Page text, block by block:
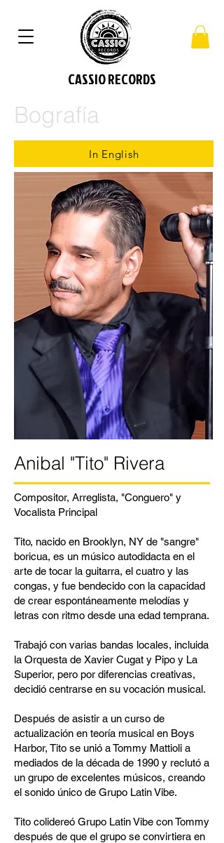
CASSIO RECORDS
Bografía
In English
Anibal "Tito" Rivera
Compositor, Arreglista, "Conguero" y
Vocalista Principal
Tito, nacido en Brooklyn, NY de "sangre"
boricua, es un músico autodidacta en el
arte de tocar la guitarra, el cuatro y las
congas, y fue bendecido con la capacidad
de crear espontáneamente melodías y
letras con ritmo desde una edad temprana.
Trabajó con varias bandas locales, incluida
la Orquesta de Xavier Cugat y Pipo y La
Superior, pero por diferencias creativas,
decidió centrarse en su vocación musical.
Después de asistir a un curso de
actualización en teoría musical en Boys
Harbor, Tito se unió a Tommy Mattioli a
mediados de la década de 1990 y reclutó a
un grupo de excelentes músicos, creando
el sonido único de Grupo Latin Vibe.
Tito colidereó Grupo Latin Vibe con Tommy
después de que el grupo se convirtiera en